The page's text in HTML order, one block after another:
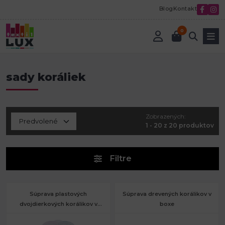
Blog Kontakt
0
Úvod sady koráliek
sady koráliek
Zobrazených:
1 - 20 z 20 produktov
Filtre
Súprava plastových
dvojdierkových korálikov v
Súprava drevených korálikov v
boxe